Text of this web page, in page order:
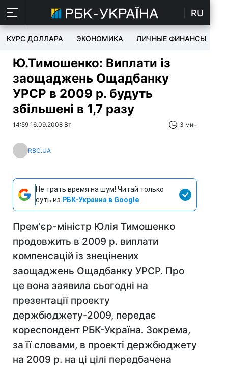
RU
КУРС ДОЛЛАРА ЭКОНОМИКА ЛИЧНЫЕ ФИНАНСЫ
Ю.Тимошенко: Виплати із
заощаджень Ощадбанку
УРСР в 2009 р. будуть
збільшені в 1,7 разу
14:59 16.09.2008 Вт 3 мин
RBC.UA
Не трать время на шум! Читай только
суть из РБК-Украина в Google
Прем'єр-міністр Юлія Тимошенко
продовжить в 2009 р. виплати
компенсацій із знецінених
заощаджень Ощадбанку УРСР. Про
це вона заявила сьогодні на
презентації проекту
держбюджету-2009, передає
кореспондент РБК-Україна. Зокрема,
за її словами, в проекті держбюджету
на 2009 р. на ці цілі передбачена